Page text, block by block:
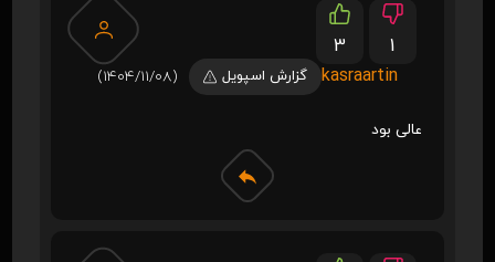
3
1
kasraartin
گزارش اسپویل (1404/11/08)
عالی بود